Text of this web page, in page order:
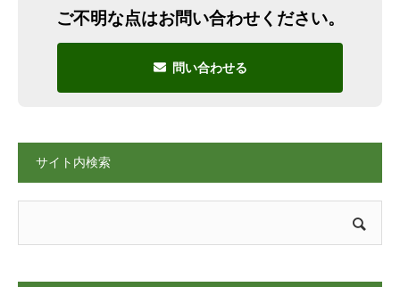
ご不明な点はお問い合わせください。
問い合わせる
サイト内検索